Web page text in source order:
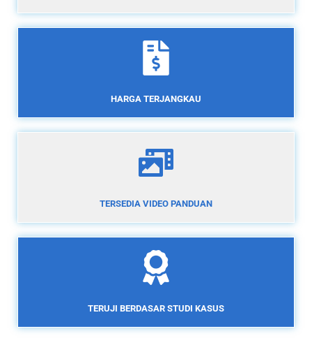
HARGA TERJANGKAU
TERSEDIA VIDEO PANDUAN
TERUJI BERDASAR STUDI KASUS